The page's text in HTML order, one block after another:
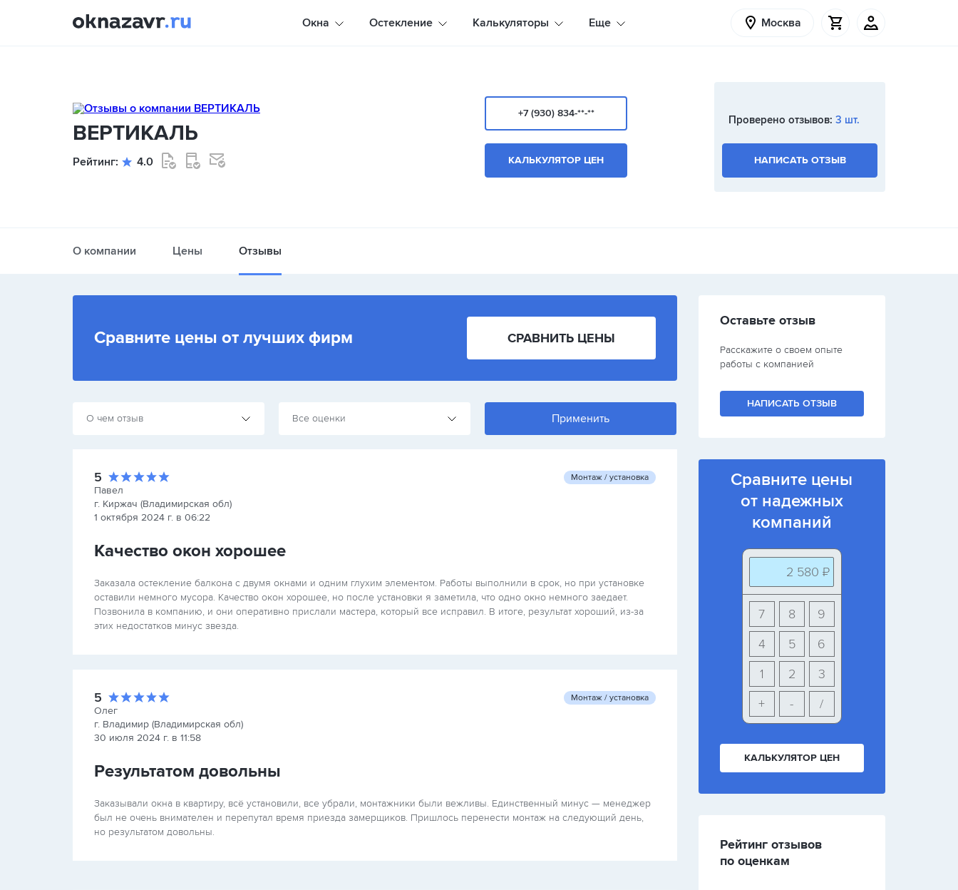
Окна Остекление Калькуляторы Еще Москва
ВЕРТИКАЛЬ
Рейтинг: 4.0
+7 (930) 834-**-**
КАЛЬКУЛЯТОР ЦЕН
Проверено отзывов: 3 шт.
НАПИСАТЬ ОТЗЫВ
О компании Цены Отзывы
Сравните цены от лучших фирм СРАВНИТЬ ЦЕНЫ
О чем отзыв Все оценки
5
Павел
г. Киржач (Владимирская обл)
1 октября 2024 г. в 06:22
Монтаж / установка
Качество окон хорошее
Заказала остекление балкона с двумя окнами и одним глухим элементом. Работы выполнили в срок, но при установке
оставили немного мусора. Качество окон хорошее, но после установки я заметила, что одно окно немного заедает.
Позвонила в компанию, и они оперативно прислали мастера, который все исправил. В итоге, результат хороший, из-за
этих недостатков минус звезда.
5
Олег
г. Владимир (Владимирская обл)
30 июля 2024 г. в 11:58
Монтаж / установка
Результатом довольны
Заказывали окна в квартиру, всё установили, все убрали, монтажники были вежливы. Единственный минус — менеджер
был не очень внимателен и перепутал время приезда замерщиков. Пришлось перенести монтаж на следующий день,
но результатом довольны.
Оставьте отзыв
Расскажите о своем опыте
работы с компанией
НАПИСАТЬ ОТЗЫВ
Сравните цены
от надежных
компаний
2 580 ₽
9
8
7
6
5
4
3
2
1
+
- /
КАЛЬКУЛЯТОР ЦЕН
Рейтинг отзывов
по оценкам